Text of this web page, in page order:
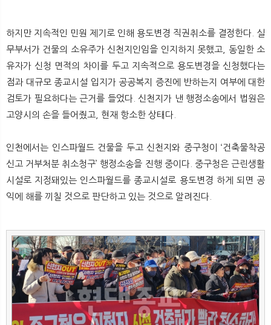
하지만 지속적인 민원 제기로 인해 용도변경 직권취소를 결정한다. 실
무부서가 건물의 소유주가 신천지인임을 인지하지 못했고, 동일한 소
유자가 신청 면적의 차이를 두고 지속적으로 용도변경을 신청했다는
점과 대규모 종교시설 입지가 공공복지 증진에 반하는지 여부에 대한
검토가 필요하다는 근거를 들었다. 신천지가 낸 행정소송에서 법원은
고양시의 손을 들어줬고, 현재 항소한 상태다.
인천에서는 인스파월드 건물을 두고 신천지와 중구청이 ‘건축물착공
신고 거부처분 취소청구’ 행정소송을 진행 중이다. 중구청은 근린생활
시설로 지정돼있는 인스파월드를 종교시설로 용도변경 하게 되면 공
익에 해를 끼칠 것으로 판단하고 있는 것으로 알려진다.